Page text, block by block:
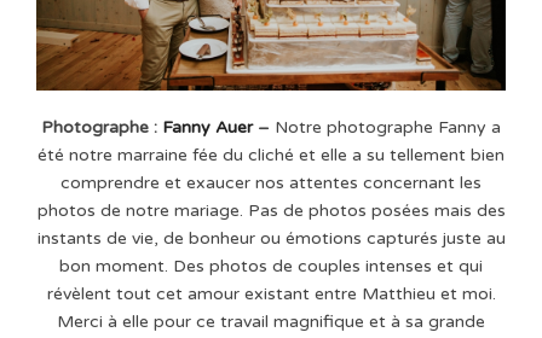
Photographe : Fanny Auer– Notre photographe Fanny a
été notre marraine fée du cliché et elle a su tellement bien
comprendre et exaucer nos attentes concernant les
photos de notre mariage. Pas de photos posées mais des
instants de vie, de bonheur ou émotions capturés juste au
bon moment. Des photos de couples intenses et qui
révèlent tout cet amour existant entre Matthieu et moi.
Merci à elle pour ce travail magnifique et à sa grande